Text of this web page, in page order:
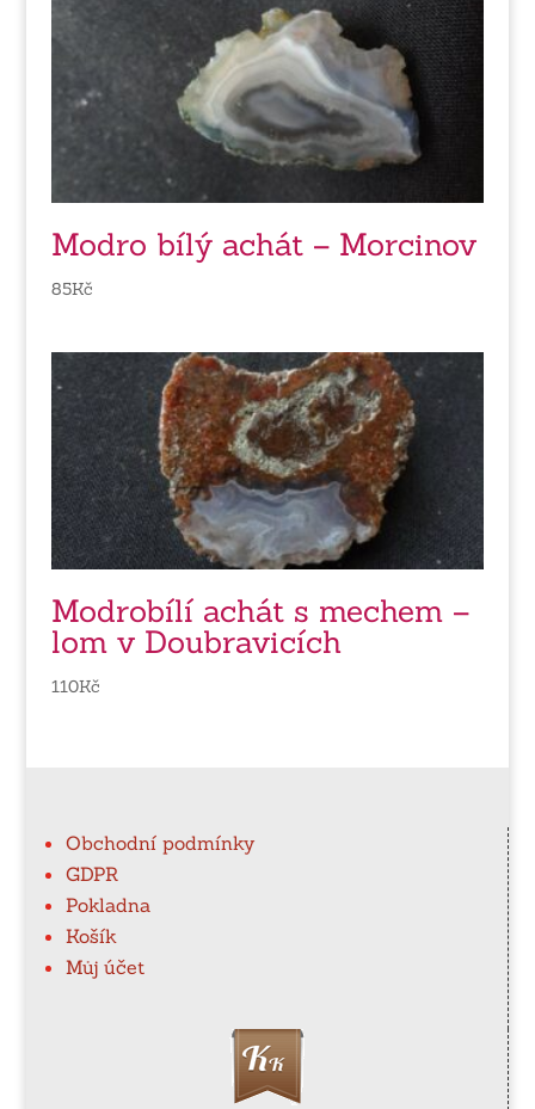
Modro bílý achát – Morcinov
85Kč
Modrobílí achát s mechem –
lom v Doubravicích
110Kč
Obchodní podmínky
GDPR
Pokladna
Košík
Můj účet